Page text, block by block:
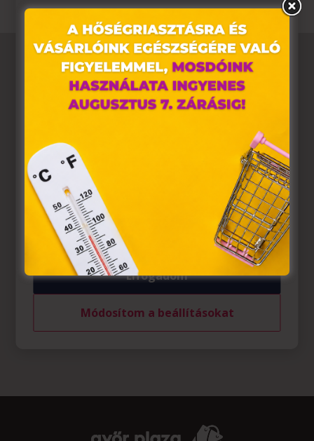
Ez az oldal sütiket használ
Weboldalunkon „cookie"-kat (továbbiakban „süti")
alkalmazunk. Ezek olyan fájlok, melyek információt
tárolnak webes böngészőjében. Ehhez az Ön
hozzájárulása szükséges.
A „sütiket" az elektronikus hírközlésről szóló 2003. évi C.
törvény, az elektronikus kereskedelmi szolgáltatások, az
információs társadalommal összefüggő szolgáltatások
egyes kérdéseiről szóló 2001. évi CVIII. törvény, valamint
az Európai Unió előírásainak megfelelően használjuk.
Azon weblapoknak, melyek az Európai Unió országain
belül működnek, a „sütik" használatához, és ezeknek a
felhasználó számítógépén vagy egyéb eszközén történő
tárolásához a felhasználók hozzájárulását kell kérniük.
Elfogadom
Módosítom a beállításokat